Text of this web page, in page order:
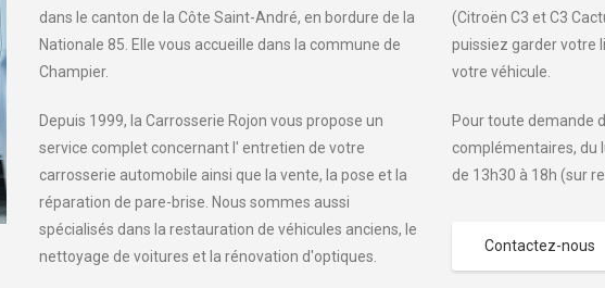
dans le canton de la Côte Saint-André, en bordure de la
Nationale 85. Elle vous accueille dans la commune de
Champier.
Depuis 1999, la Carrosserie Rojon vous propose un
service complet concernant l' entretien de votre
carrosserie automobile ainsi que la vente, la pose et la
réparation de pare-brise. Nous sommes aussi
spécialisés dans la restauration de véhicules anciens, le
nettoyage de voitures et la rénovation d'optiques.
(Citroën C3 et C3
puissiez garder votre
votre véhicule.
Pour toute demande
complémentaires, du
de 13h30 à 18h (sur
Contactez-nous